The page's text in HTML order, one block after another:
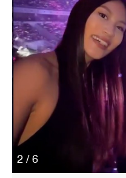
2 / 6